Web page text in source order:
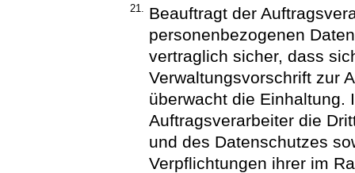
21.
Beauftragt der
personenbezogenen
vertraglich sicher, dass
Verwaltungsvorschrift zur
überwacht die Einhaltung.
Auftragsverarbeiter die
und des Datenschutzes
Verpflichtungen ihrer im